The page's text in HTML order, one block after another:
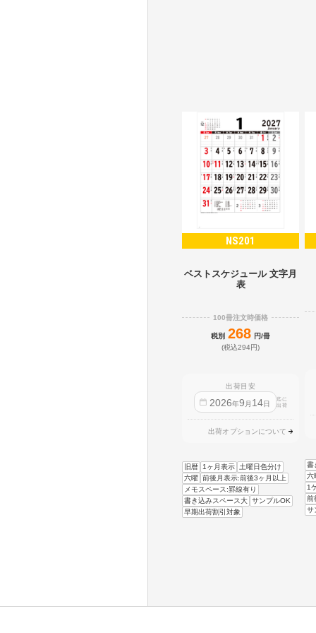
NS201
ベストスケジュール 文字月
表
100冊注文時価格
税別 268 円/冊
(税込294円)
出荷目安
2026年9 月 14日
迄に
出荷
出荷オプションについて
旧暦 1ヶ月表示
土曜日色分け
六曜 前後月表示:前後3ヶ月以上
メモスペース:罫線有り
書き込みスペース大 サンプルOK
早期出荷割引対象
書
六
1
前
サ